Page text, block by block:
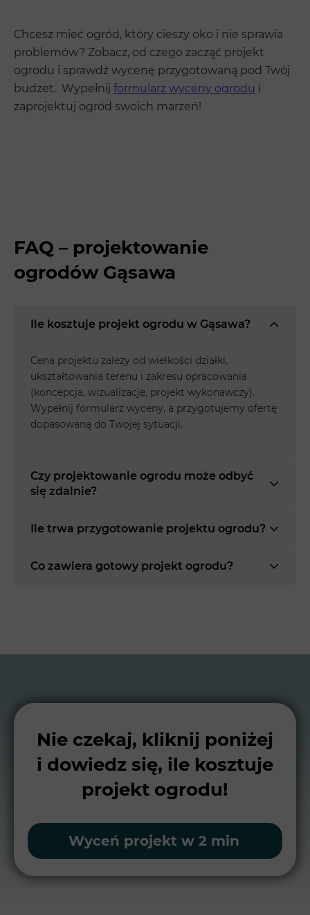
Chcesz mieć ogród, który cieszy oko i nie sprawia
problemów? Zobacz, od czego zacząć projekt
ogrodu i sprawdź wycenę przygotowaną pod Twój
budżet. Wypełnij formularz wyceny ogrodu i
zaprojektuj ogród swoich marzeń!
FAQ – projektowanie
ogrodów Gąsawa
Ile kosztuje projekt ogrodu w Gąsawa?
Cena projektu zależy od wielkości działki,
ukształtowania terenu i zakresu opracowania
(koncepcja, wizualizacje, projekt wykonawczy).
Wypełnij formularz wyceny, a przygotujemy ofertę
dopasowaną do Twojej sytuacji.
Czy projektowanie ogrodu może odbyć
się zdalnie?
Ile trwa przygotowanie projektu ogrodu?
Co zawiera gotowy projekt ogrodu?
Nie czekaj, kliknij poniżej
i dowiedz się, ile kosztuje
projekt ogrodu!
Wyceń projekt w 2 min